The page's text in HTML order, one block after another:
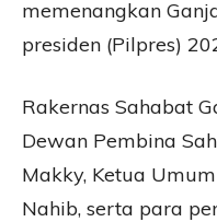
memenangkan
presiden (Pilpres)
Rakernas Sahabat
Dewan Pembina
Makky, Ketua
Nahib, serta para